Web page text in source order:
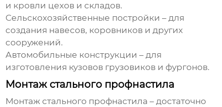
и кровли цехов и складов.
Сельскохозяйственные постройки – для
создания навесов, коровников и других
сооружений.
Автомобильные конструкции – для
изготовления кузовов грузовиков и фургонов.
Монтаж стального профнастила
Монтаж стального профнастила – достаточно